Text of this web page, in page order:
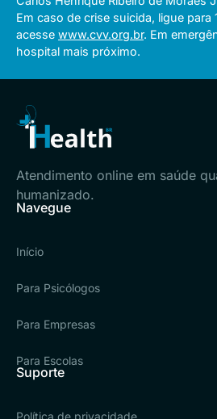
Em caso de crise suicida, ligue para
acesse www.cvv.org.br. Em
hospital mais próximo.
Atendimento online em saúde
humanizado.
Navegue
Início
Para Psicólogos
Para Empresas
Para Escolas
Suporte
Política de privacidade